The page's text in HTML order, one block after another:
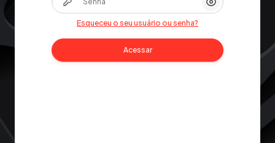
Mostrar/
Esqueceu o seu usuário ou senha?
Acessar